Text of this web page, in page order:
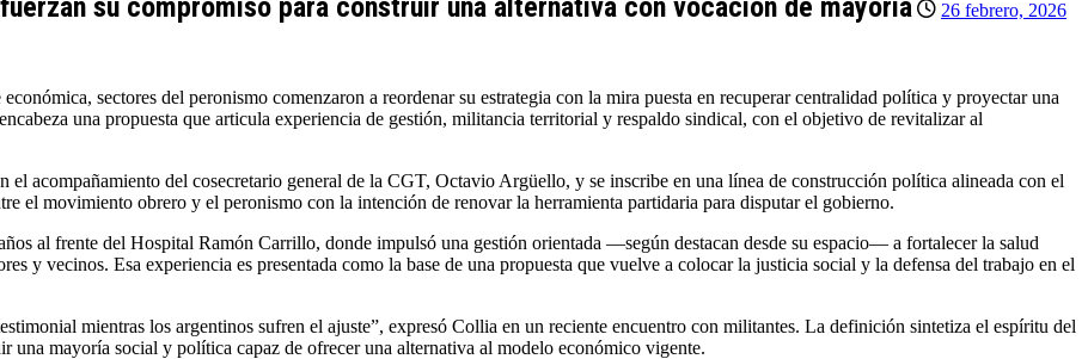
su compromiso para construir una alternativa con vocación de mayoría
26 febrero, 2026
sectores del peronismo comenzaron a reordenar su estrategia con la mira puesta en recuperar centralidad política y proyectar una
una propuesta que articula experiencia de gestión, militancia territorial y respaldo sindical, con el objetivo de revitalizar al
acompañamiento del cosecretario general de la CGT, Octavio Argüello, y se inscribe en una línea de construcción política alineada con el
el movimiento obrero y el peronismo con la intención de renovar la herramienta partidaria para disputar el gobierno.
al frente del Hospital Ramón Carrillo, donde impulsó una gestión orientada —según destacan desde su espacio— a fortalecer la salud
y vecinos. Esa experiencia es presentada como la base de una propuesta que vuelve a colocar la justicia social y la defensa del trabajo en el
mientras los argentinos sufren el ajuste”, expresó Collia en un reciente encuentro con militantes. La definición sintetiza el espíritu del
mayoría social y política capaz de ofrecer una alternativa al modelo económico vigente.